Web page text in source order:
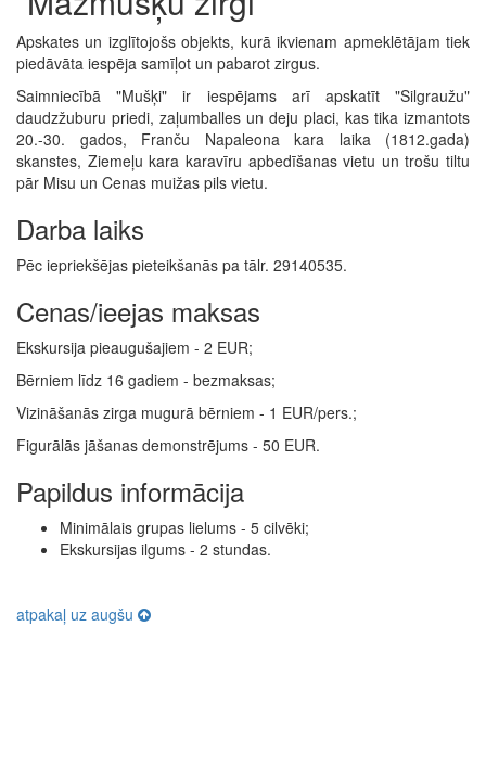
Apskates un izglītojošs objekts, kurā ikvienam apmeklētājam tiek
piedāvāta iespēja samīļot un pabarot zirgus.
Saimniecībā "Mušķi" ir iespējams arī apskatīt "Silgraužu"
daudzžuburu priedi, zaļumballes un deju placi, kas tika izmantots
20.-30. gados, Franču Napaleona kara laika (1812.gada)
skanstes, Ziemeļu kara karavīru apbedīšanas vietu un trošu tiltu
pār Misu un Cenas muižas pils vietu.
Darba laiks
Pēc iepriekšējas pieteikšanās pa tālr. 29140535.
Cenas/ieejas maksas
Ekskursija pieaugušajiem - 2 EUR;
Bērniem līdz 16 gadiem - bezmaksas;
Vizināšanās zirga mugurā bērniem - 1 EUR/pers.;
Figurālās jāšanas demonstrējums - 50 EUR.
Papildus informācija
Minimālais grupas lielums - 5 cilvēki;
Ekskursijas ilgums - 2 stundas.
atpakaļ uz augšu